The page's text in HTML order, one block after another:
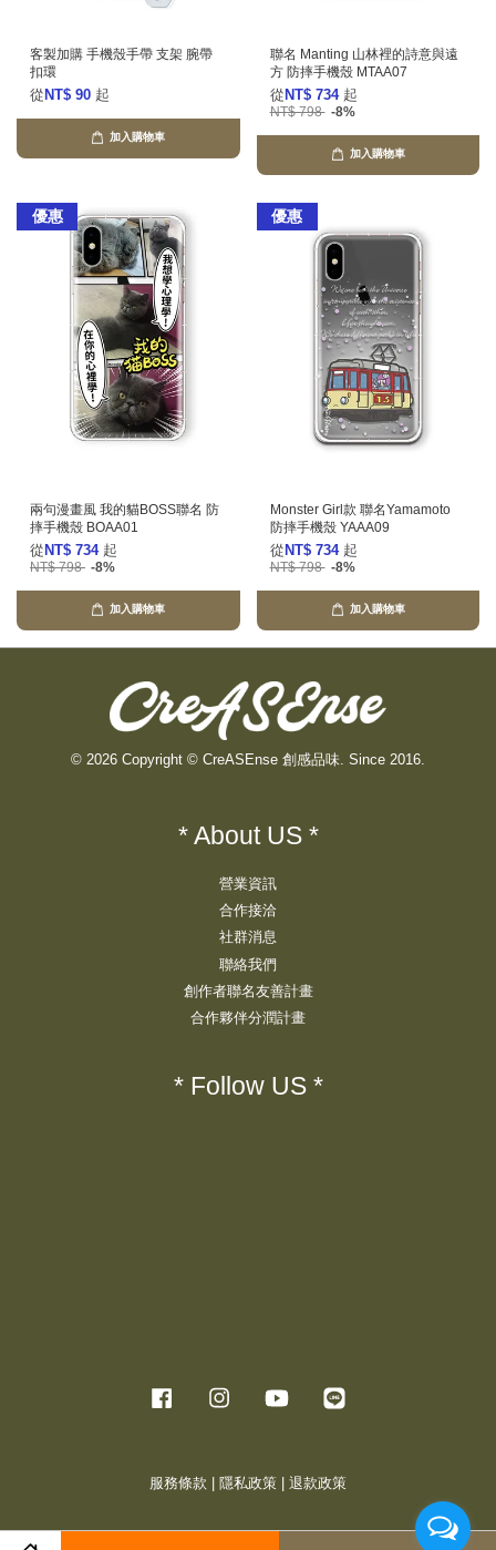
客製加購 手機殼手帶 支架 腕帶
扣環
從 NT$ 90 起
加入購物車
聯名 Manting 山林裡的詩意與遠
方 防摔手機殼 MTAA07
從 NT$ 734 起
NT$ 798 -8%
加入購物車
優惠
兩句漫畫風 我的貓BOSS聯名 防
摔手機殼 BOAA01
從 NT$ 734 起
NT$ 798 -8%
加入購物車
優惠
Monster Girl款 聯名Yamamoto
防摔手機殼 YAAA09
從 NT$ 734 起
NT$ 798 -8%
加入購物車
© 2026 Copyright © CreASEnse 創感品味. Since 2016.
* About US *
營業資訊
合作接洽
社群消息
聯絡我們
創作者聯名友善計畫
合作夥伴分潤計畫
* Follow US *
Facebook Instagram YouTube
服務條款 隱私政策 退款政策